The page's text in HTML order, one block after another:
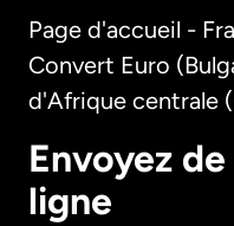
Page d'accueil -
Convert Euro
d'Afrique centrale
Envoyez
ligne